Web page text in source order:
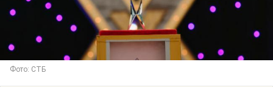
Фото: СТБ